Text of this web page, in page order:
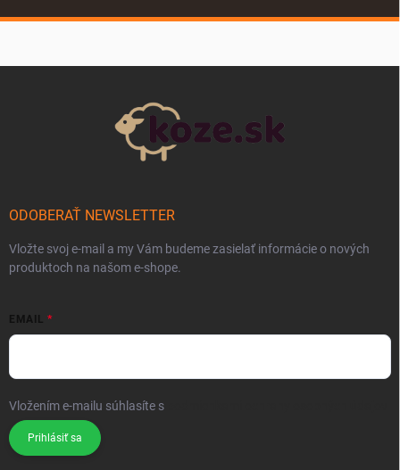
ODOBERAŤ NEWSLETTER
Vložte svoj e-mail a my Vám budeme zasielať informácie o nových
produktoch na našom e-shope.
EMAIL
Vložením e-mailu súhlasíte s
Prihlásiť sa